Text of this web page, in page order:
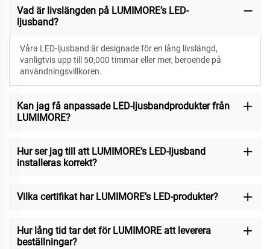
Vad är livslängden på LUMIMORE’s LED-
ljusband?
Våra LED-ljusband är designade fören lång livslängd,
vanligtvis upp till 50,000 timmar eller mer, beroende på
användningsvillkoren.
Kan jag få anpassade LED-ljusbandprodukter från
LUMIMORE?
Hur ser jag till att LUMIMORE’s LED-ljusband
installeras korrekt?
Vilka certifikat har LUMIMORE’s LED-produkter?
Hur lång tid tar det för LUMIMORE att leverera
beställningar?